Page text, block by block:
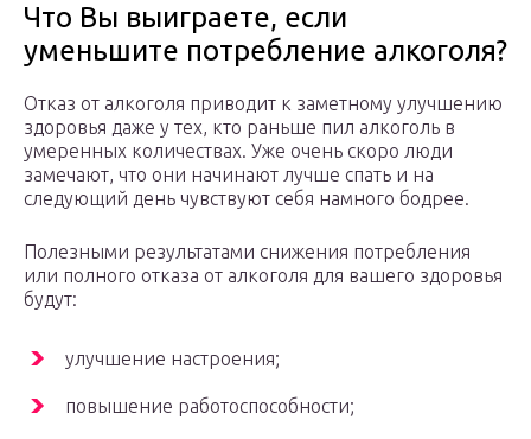
Что Вы выиграете, если
уменьшите потребление алкоголя?
Отказ от алкоголя приводит к заметному улучшению
здоровья даже у тех, кто раньше пил алкоголь в
умеренных количествах. Уже очень скоро люди
замечают, что они начинают лучше спать и на
следующий день чувствуют себя намного бодрее.
Полезными результатами снижения потребления
или полного отказа от алкоголя для вашего здоровья
будут:
улучшение настроения;
повышение работоспособности;